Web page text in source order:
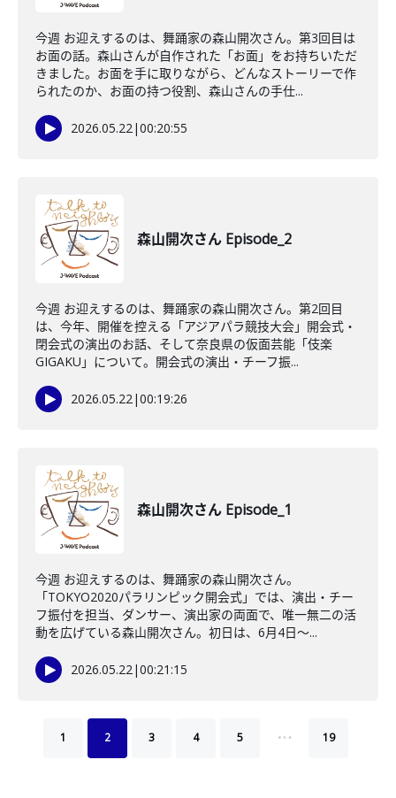
今週 お迎えするのは、舞踊家の森山開次さん。第3回目は
お面の話。森山さんが自作された「お面」をお持ちいただ
きました。お面を手に取りながら、どんなストーリーで作
られたのか、お面の持つ役割、森山さんの手仕...
2026.05.22|00:20:55
森山開次さん Episode_2
今週 お迎えするのは、舞踊家の森山開次さん。第2回目
は、今年、開催を控える「アジアパラ競技大会」開会式・
閉会式の演出のお話、そして奈良県の仮面芸能「伎楽
GIGAKU」について。開会式の演出・チーフ振...
2026.05.22|00:19:26
森山開次さん Episode_1
今週 お迎えするのは、舞踊家の森山開次さん。
「TOKYO2020パラリンピック開会式」では、演出・チー
フ振付を担当、ダンサー、演出家の両面で、唯一無二の活
動を広げている森山開次さん。初日は、6月4日～...
2026.05.22|00:21:15
1 2 3 4 5 … 19